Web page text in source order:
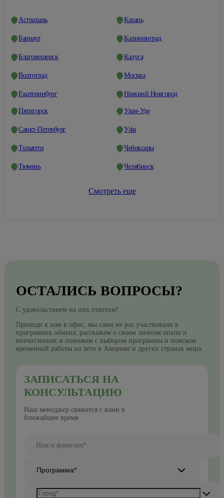
Астрахань
Барнаул
Благовещенск
Волгоград
Екатеринбург
Казань
Калининград
Калуга
Москва
Нижний Новгород
Пятигорск
Санкт-Петербург
Тольятти
Тюмень
Улан-Уде
Уфа
Чебоксары
Челябинск
Смотреть еще
ОСТАЛИСЬ ВОПРОСЫ?
С удовольствием на них ответим!
Приходи к нам в офис, мы сами не раз участвовали в
программах обмена, расскажем о своем личном опыте и
впечатлениях и поможем с выбором программы и поиском
временной работы на лето в Америке и других странах мира.
ЗАПИСАТЬСЯ НА
КОНСУЛЬТАЦИЮ
Наш менеджер свяжется с вами в
ближайшее время
Имя и фамилия*
Программа*